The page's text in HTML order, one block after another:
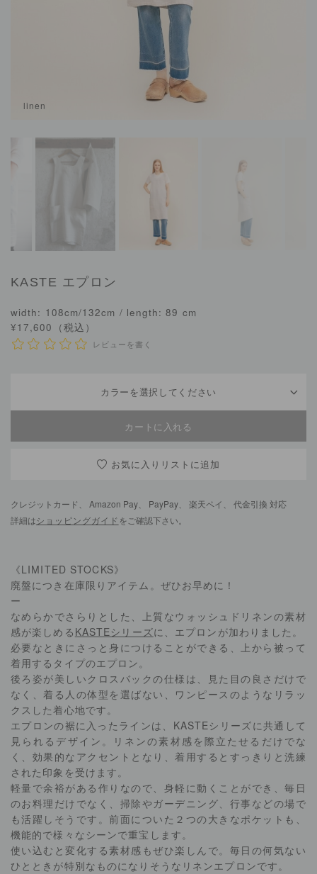
linen
KASTE エプロン
width: 108cm/132cm / length: 89 cm
¥17,600（税込）
レビューを書く
カラーを選択してください
お気に入りリスト
クレジットカード、 Amazon Pay、 PayPay、 楽天ペイ、 代金引換 対応
詳細はショッピングガイド をご確認下さい。
《LIMITED STOCKS》
廃盤につき在庫限りアイテム。ぜひお早めに！
ー
なめらかでさらりとした、上質なウォッシュドリネンの素材
感が楽しめる KASTEシリーズに、エプロンが加わりました。
必要なときにさっと身につけることができる、上から被って
着用するタイプのエプロン。
後ろ姿が美しいクロスバックの仕様は、見た目の良さだけで
なく、着る人の体型を選ばない、ワンピースのようなリラッ
クスした着心地です。
エプロンの裾に入ったラインは、KASTEシリーズに共通して
見られるデザイン。リネンの素材感を際立たせるだけでな
く、効果的なアクセントとなり、着用するとすっきりと洗練
された印象を受けます。
軽量で余裕がある作りなので、身軽に動くことができ、毎日
のお料理だけでなく、掃除やガーデニング、行事などの場で
も活躍しそうです。前面についた２つの大きなポケットも、
機能的で様々なシーンで重宝します。
使い込むと変化する素材感もぜひ楽しんで。毎日の何気ない
ひとときが特別なものになりそうなリネンエプロンです。